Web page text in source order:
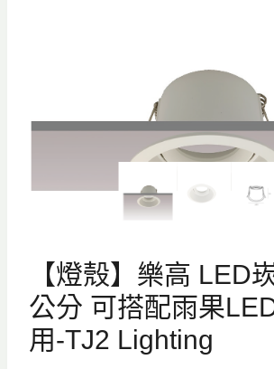
【燈殼】樂高 LED
公分 可搭配雨果
用-TJ2 Lighting